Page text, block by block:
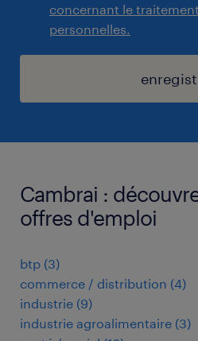
concernant le
personnelles.
Cambrai :
offres d'emploi
btp (3)
commerce / distribution (4)
industrie (9)
industrie agroalimentaire (3)